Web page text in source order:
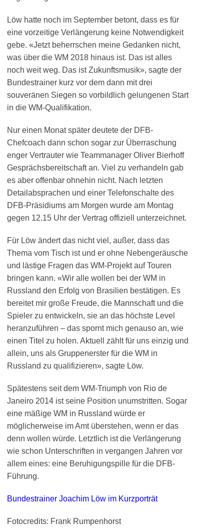
Löw hatte noch im September betont, dass es für
eine vorzeitige Verlängerung keine Notwendigkeit
gebe. «Jetzt beherrschen meine Gedanken nicht,
was über die WM 2018 hinaus ist. Das ist alles
noch weit weg. Das ist Zukunftsmusik», sagte der
Bundestrainer kurz vor dem dann mit drei
souveränen Siegen so vorbildlich gelungenen Start
in die WM-Qualifikation.
Nur einen Monat später deutete der DFB-
Chefcoach dann schon sogar zur Überraschung
enger Vertrauter wie Teammanager Oliver Bierhoff
Gesprächsbereitschaft an. Viel zu verhandeln gab
es aber offenbar ohnehin nicht. Nach letzten
Detailabsprachen und einer Telefonschalte des
DFB-Präsidiums am Morgen wurde am Montag
gegen 12.15 Uhr der Vertrag offiziell unterzeichnet.
Für Löw ändert das nicht viel, außer, dass das
Thema vom Tisch ist und er ohne Nebengeräusche
und lästige Fragen das WM-Projekt auf Touren
bringen kann. «Wir alle wollen bei der WM in
Russland den Erfolg von Brasilien bestätigen. Es
bereitet mir große Freude, die Mannschaft und die
Spieler zu entwickeln, sie an das höchste Level
heranzuführen – das spornt mich genauso an, wie
einen Titel zu holen. Aktuell zählt für uns einzig und
allein, uns als Gruppenerster für die WM in
Russland zu qualifizieren», sagte Löw.
Spätestens seit dem WM-Triumph von Rio de
Janeiro 2014 ist seine Position unumstritten. Sogar
eine mäßige WM in Russland würde er
möglicherweise im Amt überstehen, wenn er das
denn wollen würde. Letztlich ist die Verlängerung
wie schon Unterschriften in vergangen Jahren vor
allem eines: eine Beruhigungspille für die DFB-
Führung.
Bundestrainer Joachim Löw im Kurzporträt
Fotocredits: Frank Rumpenhorst